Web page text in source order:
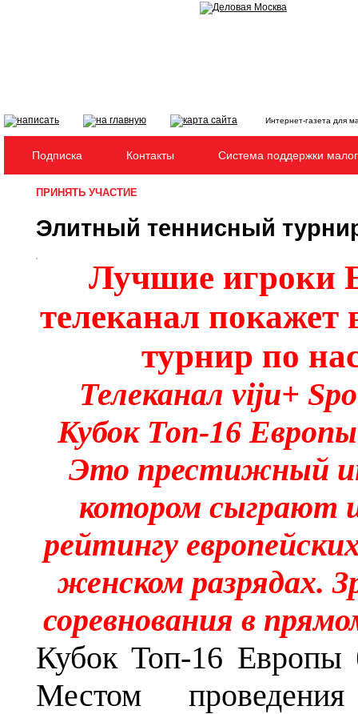
Интернет-газета для
Подписка Контакты Система поддержки
ПРИНЯТЬ УЧАСТИЕ
Элитный теннисный
Лучшие игроки
телеканал
турнир по
Телеканал viju+
Кубок Топ-16
Это престижный
котором сыграют
рейтингу
женском разрядах.
соревнования в
Кубок Топ-16 Европы
Местом